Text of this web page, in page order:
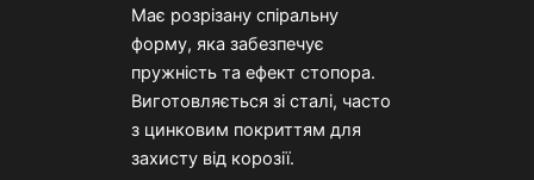
Має розрізану спіральну
форму, яка забезпечує
пружність та ефект стопора.
Виготовляється зі сталі, часто
з цинковим покриттям для
захисту від корозії.